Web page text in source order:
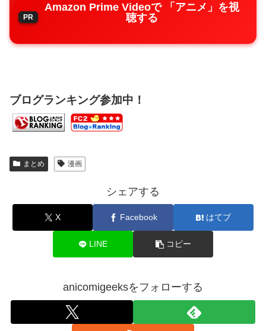
Amazon Prime Videoで 「アニメ」を視
聴する
ブログランキング参加中！
まとめ 漫画
シェアする
X Facebook はてブ
LINE コピー
anicomigeeksをフォローする